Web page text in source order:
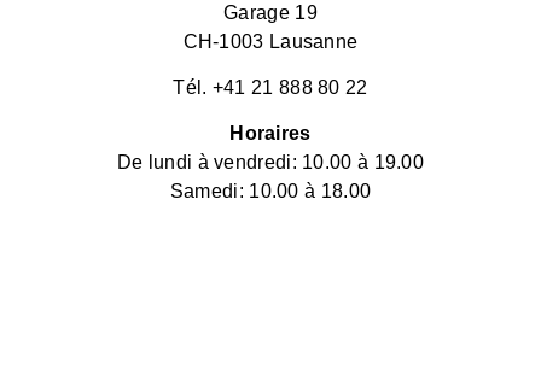
Garage 19
CH-1003 Lausanne
Tél. +41 21 888 80 22
Horaires
De lundi à vendredi: 10.00 à 19.00
Samedi: 10.00 à 18.00